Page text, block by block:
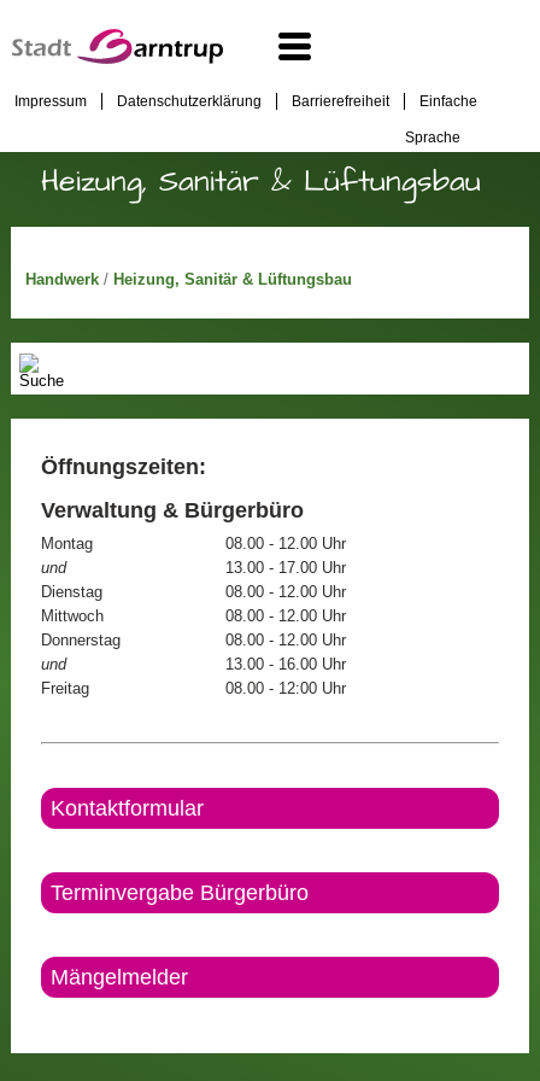
Impressum Datenschutzerklärung Barrierefreiheit Einfache
Sprache
Heizung, Sanitär & Lüftungsbau
Handwerk/ Heizung, Sanitär & Lüftungsbau
Öffnungszeiten:
Verwaltung & Bürgerbüro
Montag
08.00 - 12.00 Uhr
und
13.00 - 17.00 Uhr
Dienstag
08.00 - 12.00 Uhr
Mittwoch
08.00 - 12.00 Uhr
Donnerstag
08.00 - 12.00 Uhr
und
13.00 - 16.00 Uhr
Freitag
08.00 - 12:00 Uhr
Kontaktformular
Terminvergabe Bürgerbüro
Mängelmelder